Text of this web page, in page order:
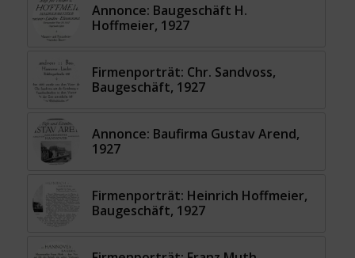
Annonce: Baugeschäft H.
Hoffmeier, 1927
Firmenporträt: Chr. Sandvoss,
Baugeschäft, 1927
Annonce: Baufirma Gustav Arend,
1927
Firmenporträt: Heinrich Hoffmeier,
Baugeschäft, 1927